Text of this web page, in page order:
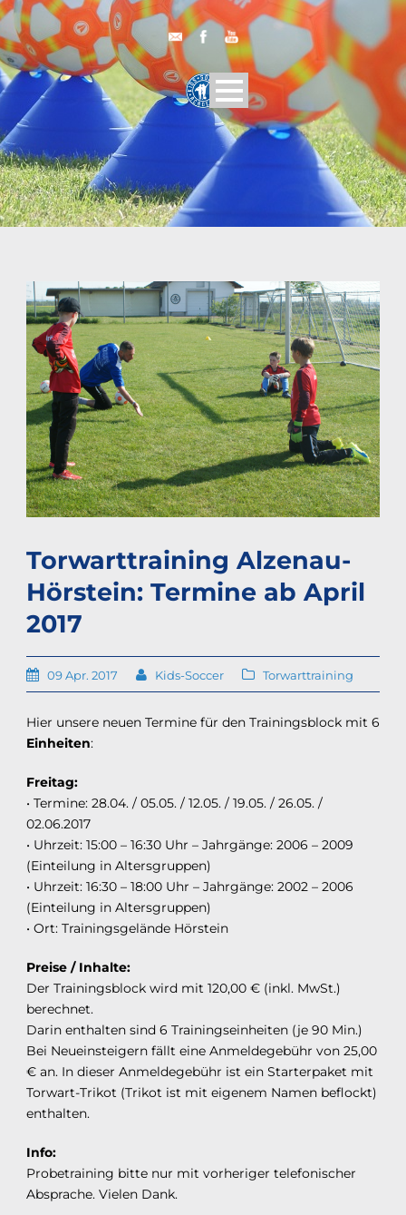
Torwarttraining Alzenau-
Hörstein: Termine ab April
2017
09 Apr. 2017 Kids-Soccer Torwarttraining
Hier unsere neuen Termine für den Trainingsblock mit 6
Einheiten:
Freitag:
• Termine: 28.04. / 05.05. / 12.05. / 19.05. / 26.05. /
02.06.2017
• Uhrzeit: 15:00 – 16:30 Uhr – Jahrgänge: 2006 – 2009
(Einteilung in Altersgruppen)
• Uhrzeit: 16:30 – 18:00 Uhr – Jahrgänge: 2002 – 2006
(Einteilung in Altersgruppen)
• Ort: Trainingsgelände Hörstein
Preise / Inhalte:
Der Trainingsblock wird mit 120,00 € (inkl. MwSt.)
berechnet.
Darin enthalten sind 6 Trainingseinheiten (je 90 Min.)
Bei Neueinsteigern fällt eine Anmeldegebühr von 25,00
€ an. In dieser Anmeldegebühr ist ein Starterpaket mit
Torwart-Trikot (Trikot ist mit eigenem Namen beflockt)
enthalten.
Info:
Probetraining bitte nur mit vorheriger telefonischer
Absprache. Vielen Dank.